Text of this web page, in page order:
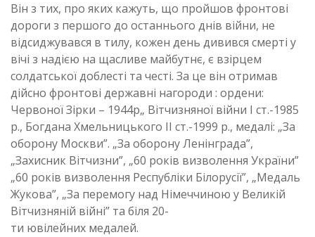
Він з тих, про яких кажуть, що пройшов фронтові
дороги з першого до останнього днів війни, не
відсиджувався в тилу, кожен день дивився смерті у
вічі з надією на щасливе майбутнє, є взірцем
солдатської доблесті та честі. За це він отримав
дійсно фронтові державні нагороди : ордени:
Червоної Зірки – 1944р„ Вітчизняної війни І ст.-1985
р., Богдана Хмельницького ІІ ст.-1999 р., медалі: „За
оборону Москви”. „За оборону Ленінграда”,
„Захисник Вітчизни”, „60 років визволення України”
„60 років визволення Республіки Білорусії”, „Медаль
Жукова”, „За перемогу над Німеччиною у Великій
Вітчизняній війні” та біля 20-
ти ювілейних медалей.